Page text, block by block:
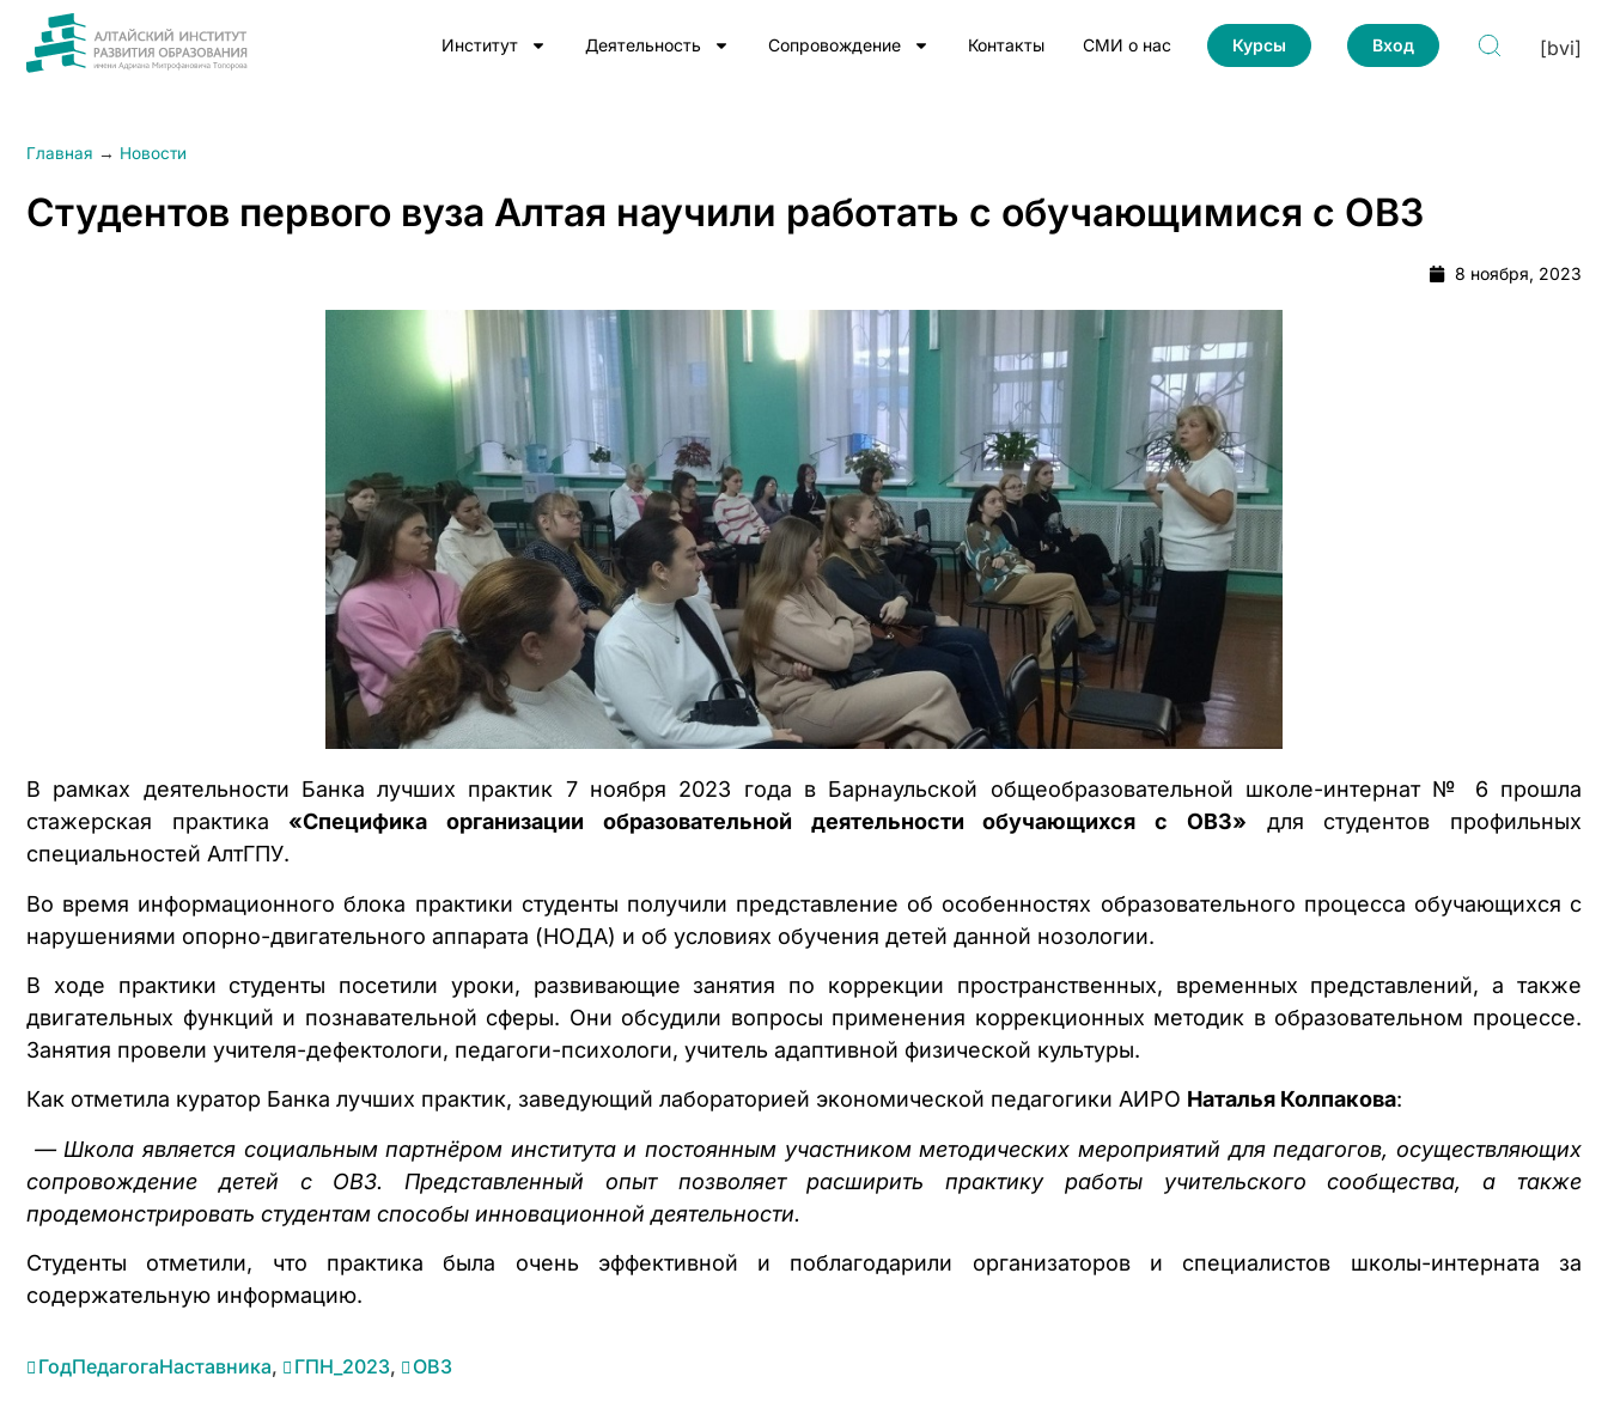
Институт Деятельность Сопровождение Контакты СМИ о нас Курсы Вход [bvi]
Главная → Новости
Студентов первого вуза Алтая научили работать с обучающимися с ОВЗ
8 ноября, 2023
В рамках деятельности Банка лучших практик 7 ноября 2023 года в Барнаульской общеобразовательной школе-интернат № 6 прошла
стажерская практика «Специфика организации образовательной деятельности обучающихся с ОВЗ» для студентов профильных
специальностей АлтГПУ.
Во время информационного блока практики студенты получили представление об особенностях образовательного процесса обучающихся с
нарушениями опорно-двигательного аппарата (НОДА) и об условиях обучения детей данной нозологии.
В ходе практики студенты посетили уроки, развивающие занятия по коррекции пространственных, временных представлений, а также
двигательных функций и познавательной сферы. Они обсудили вопросы применения коррекционных методик в образовательном процессе.
Занятия провели учителя-дефектологи, педагоги-психологи, учитель адаптивной физической культуры.
Как отметила куратор Банка лучших практик, заведующий лабораторией экономической педагогики АИРО Наталья Колпакова:
— Школа является социальным партнёром института и постоянным участником методических мероприятий для педагогов, осуществляющих
сопровождение детей с ОВЗ. Представленный опыт позволяет расширить практику работы учительского сообщества, а также
продемонстрировать студентам способы инновационной деятельности.
Студенты отметили, что практика была очень эффективной и поблагодарили организаторов и специалистов школы-интерната за
содержательную информацию.
ГодПедагогаНаставника, ГПН_2023, ОВЗ